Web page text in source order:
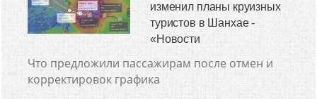
изменил планы круизных
туристов в Шанхае -
«Новости
Что предложили пассажирам после отмен и
корректировок графика